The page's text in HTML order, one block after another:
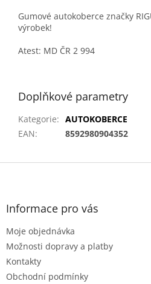
Gumové autokoberce značky
výrobek!
Atest: MD ČR 2 994
Doplňkové parametry
Kategorie: AUTOKOBERCE
EAN: 8592980904352
Z
Informace pro vás
Moje objednávka
Možnosti dopravy a platby
Kontakty
Obchodní podmínky